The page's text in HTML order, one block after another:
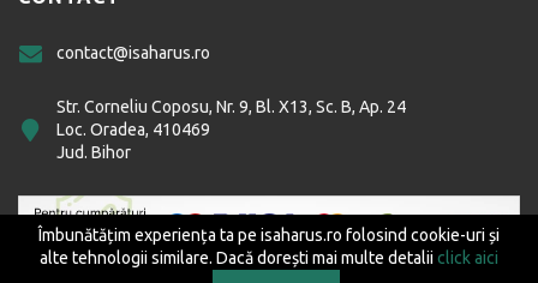
Îmbunătățim experiența ta pe isaharus.ro folosind cookie-uri și
alte tehnologii similare. Dacă dorești mai multe detalii click aici
contact@isaharus.ro
Str. Corneliu Coposu, Nr. 9, Bl. X13, Sc. B, Ap. 24
Loc. Oradea, 410469
Jud. Bihor